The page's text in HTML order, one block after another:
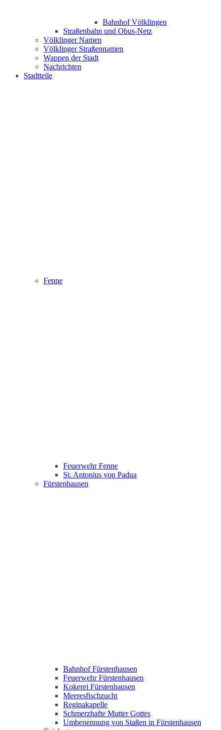
Bahnhof Völklingen
Straßenbahn und Obus-Netz
Völklinger Namen
Völklinger Straßennamen
Wappen der Stadt
Nachrichten
Stadtteile
Fenne
Feuerwehr Fenne
St. Antonius von Padua
Fürstenhausen
Bahnhof Fürstenhausen
Feuerwehr Fürstenhausen
Kokerei Fürstenhausen
Meeresfischzucht
Reginakapelle
Schmerzhafte Mutter Gottes
Umbenennung von Staßen in Fürstenhausen